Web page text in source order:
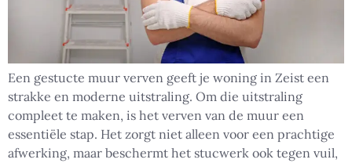
Een gestucte muur verven geeft je woning in Zeist een
strakke en moderne uitstraling. Om die uitstraling
compleet te maken, is het verven van de muur een
essentiële stap. Het zorgt niet alleen voor een prachtige
afwerking, maar beschermt het stucwerk ook tegen vuil,